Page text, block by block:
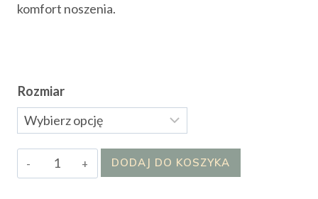
komfort noszenia.
Rozmiar
ilość
Marynarka
DODAJ DO KOSZYKA